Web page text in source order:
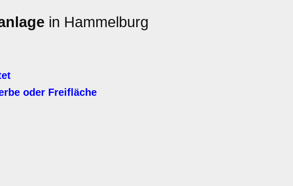
in Hammelburg
oder Freifläche